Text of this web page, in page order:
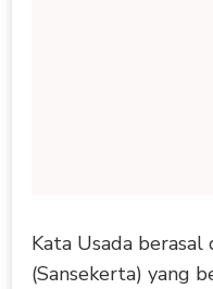
Kata Usada berasal
(Sansekerta) yang